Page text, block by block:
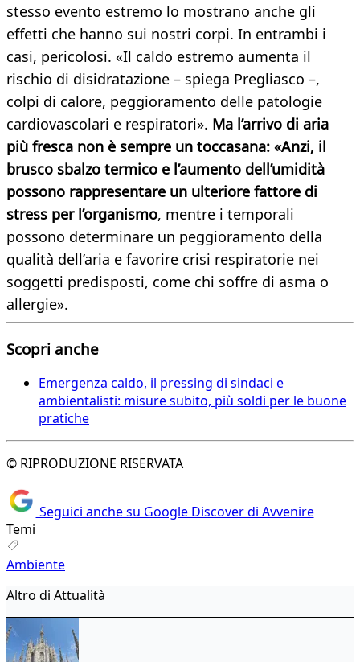
stesso evento estremo lo mostrano anche gli
effetti che hanno sui nostri corpi. In entrambi i
casi, pericolosi. «Il caldo estremo aumenta il
rischio di disidratazione – spiega Pregliasco –,
colpi di calore, peggioramento delle patologie
cardiovascolari e respiratori». Ma l’arrivo di aria
più fresca non è sempre un toccasana: «Anzi, il
brusco sbalzo termico e l’aumento dell’umidità
possono rappresentare un ulteriore fattore di
stress per l’organismo, mentre i temporali
possono determinare un peggioramento della
qualità dell’aria e favorire crisi respiratorie nei
soggetti predisposti, come chi soffre di asma o
allergie».
Scopri anche
Emergenza caldo, il pressing di sindaci e
ambientalisti: misure subito, più soldi per le buone
pratiche
© RIPRODUZIONE RISERVATA
Seguici anche su Google Discover di Avvenire
Temi
Ambiente
Altro di Attualità